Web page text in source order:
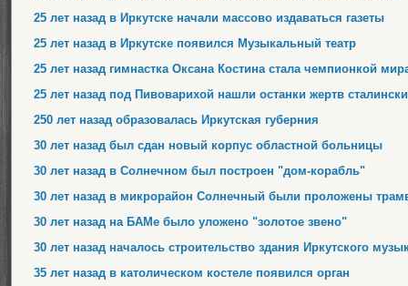
25 лет назад в Иркутске начали массово издаваться газеты
25 лет назад в Иркутске появился Музыкальный театр
25 лет назад гимнастка Оксана Костина стала чемпионкой
25 лет назад под Пивоварихой нашли останки жертв
250 лет назад образовалась Иркутская губерния
30 лет назад был сдан новый корпус областной больницы
30 лет назад в Солнечном был построен "дом-корабль"
30 лет назад в микрорайон Солнечный были проложены
30 лет назад на БАМе было уложено "золотое звено"
30 лет назад началось строительство здания Иркутского
35 лет назад в католическом костеле появился орган